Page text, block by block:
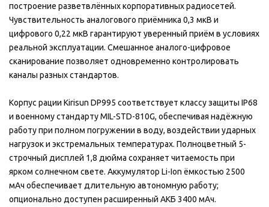
построение разветвлённых корпоративных радиосетей.
Чувствительность аналогового приёмника 0,3 мкВ и
цифрового 0,22 мкВ гарантируют уверенный приём в условиях
реальной эксплуатации. Смешанное аналого-цифровое
сканирование позволяет одновременно контролировать
каналы разных стандартов.
Корпус рации Kirisun DP995 соответствует классу защиты IP68
и военному стандарту MIL-STD-810G, обеспечивая надёжную
работу при полном погружении в воду, воздействии ударных
нагрузок и экстремальных температурах. Полноцветный 5-
строчный дисплей 1,8 дюйма сохраняет читаемость при
ярком солнечном свете. Аккумулятор Li-Ion ёмкостью 2500
мАч обеспечивает длительную автономную работу;
опционально доступен расширенный АКБ 3400 мАч.